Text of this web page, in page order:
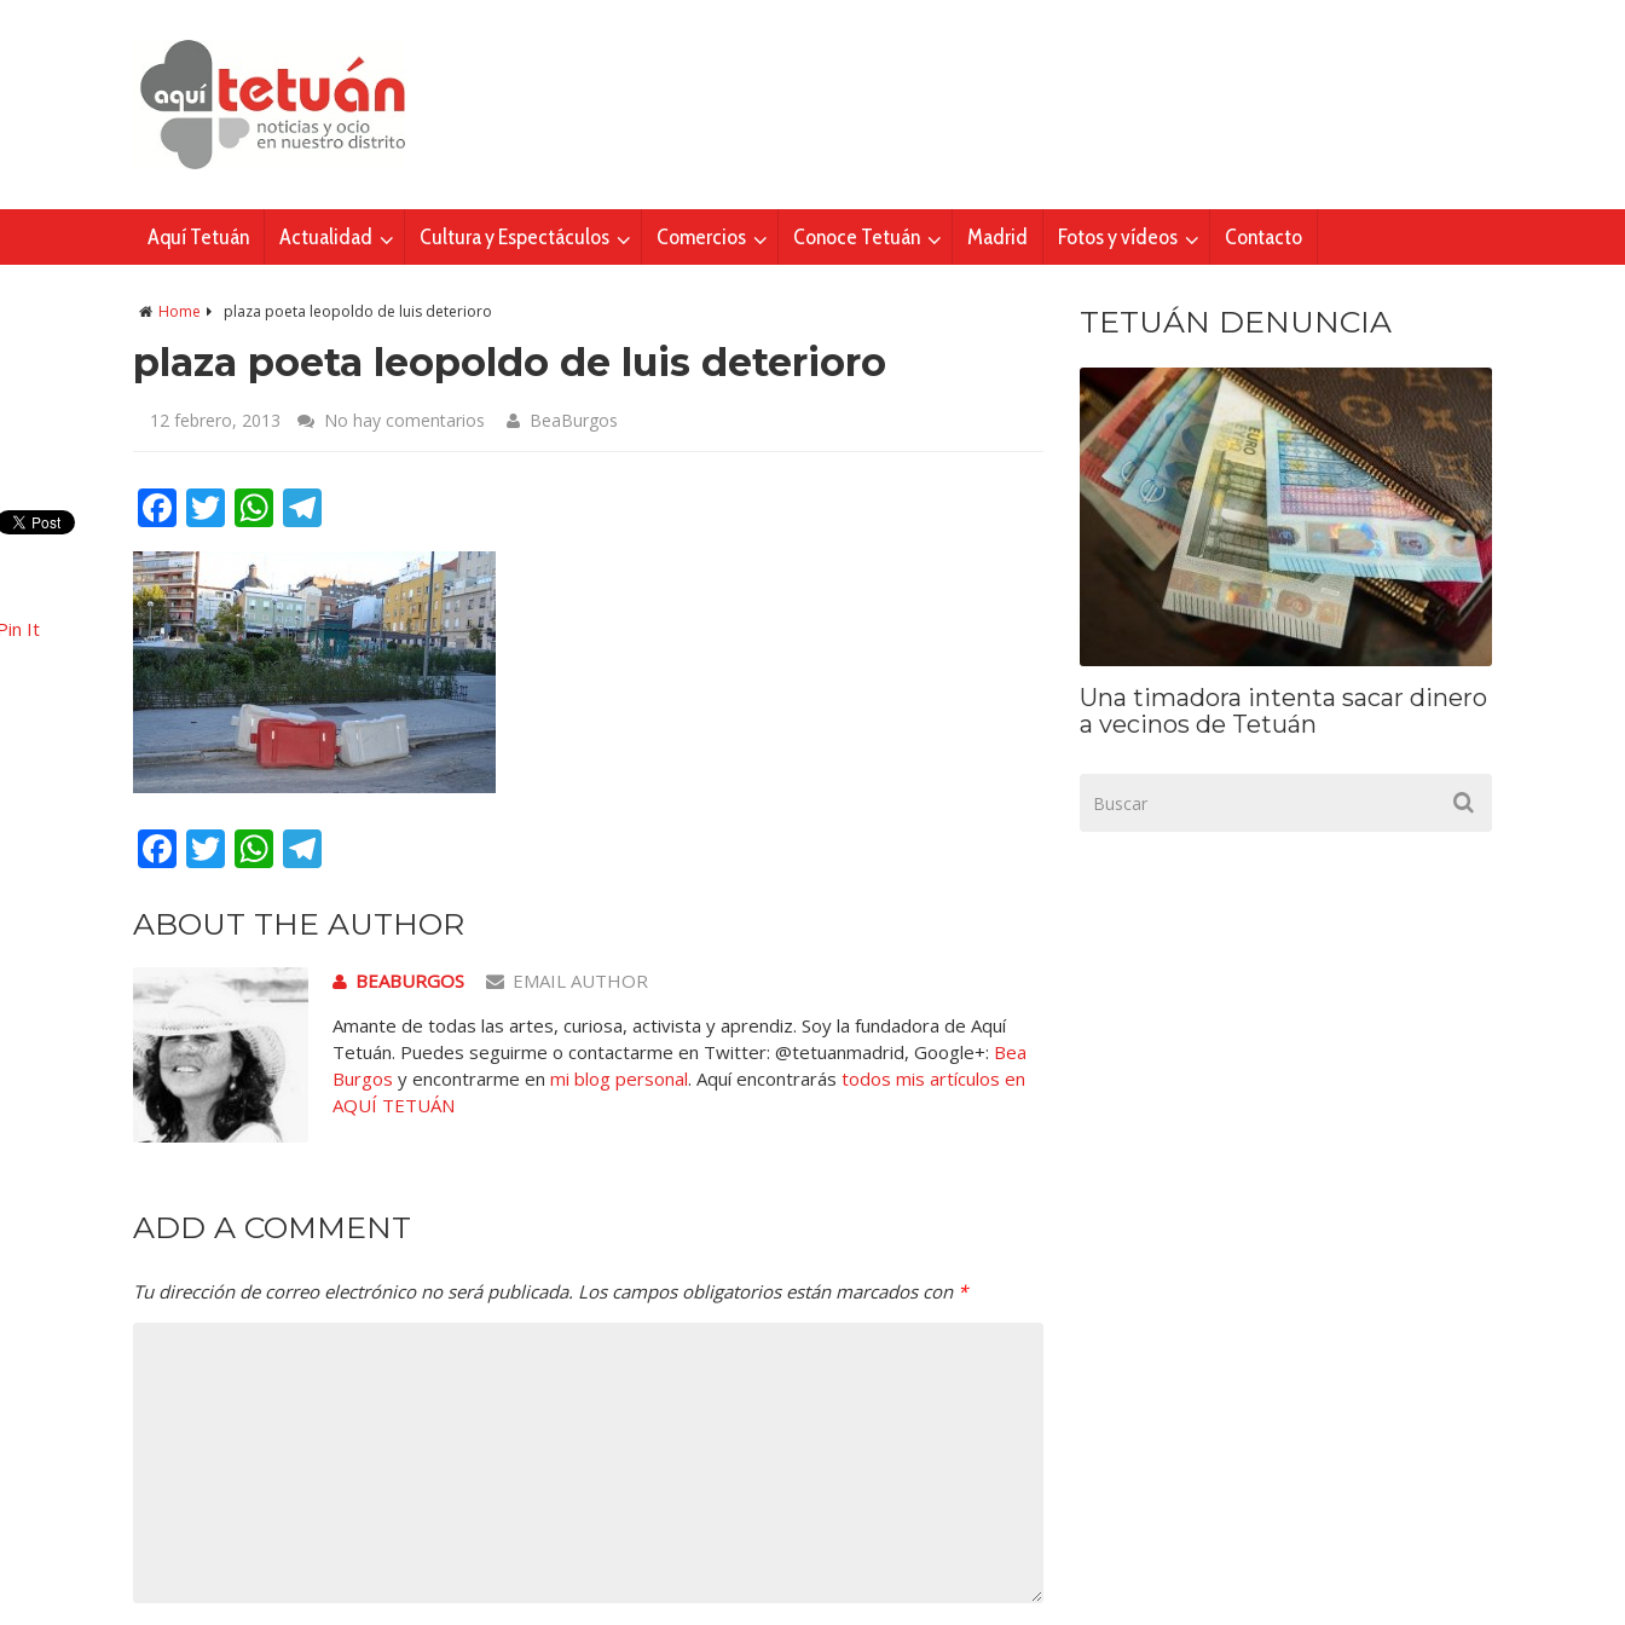
Aquí Tetuán Actualidad Cultura y Espectáculos Comercios Conoce Tetuán Madrid Fotos y vídeos Contacto
Home plaza poeta leopoldo de luis deterioro
plaza poeta leopoldo de luis deterioro
12 febrero, 2013 No hay comentarios BeaBurgos
Facebook
TwitterWhatsApp
Facebook
TwitterWhatsApp
It
ABOUT THE AUTHOR
BEABURGOS
EMAIL AUTHOR
Amante de todas las artes, curiosa, activista y aprendiz. Soy la fundadora de Aquí
Tetuán. Puedes seguirme o contactarme en Twitter: @tetuanmadrid, Google+: Bea
Burgos y encontrarme en mi blog personal. Aquí encontrarás todos mis artículos en
AQUÍ TETUÁN
ADD A COMMENT
Tu dirección de correo electrónico no será publicada. Los campos obligatorios están marcados con *
TETUÁN DENUNCIA
Una timadora intenta sacar dinero
a vecinos de Tetuán